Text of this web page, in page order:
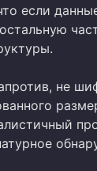
если
не